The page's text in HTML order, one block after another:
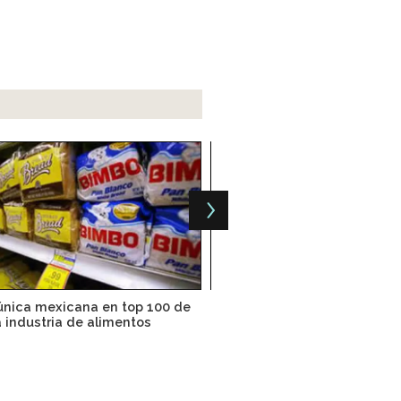
mexicana en top 100 de
industria de alimentos